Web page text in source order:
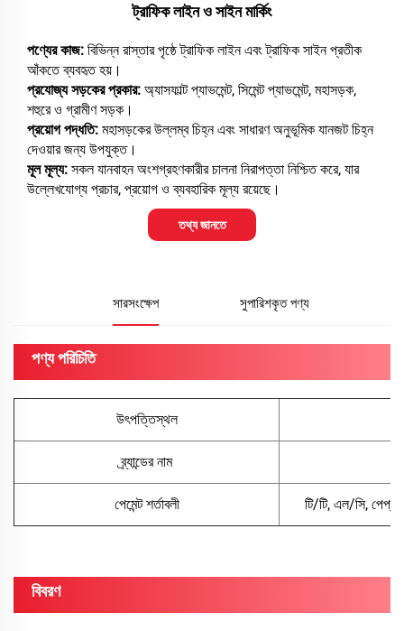
ট্রাফিক লাইন ও সাইন মার্কিং
পণ্যের কাজ: বিভিন্ন রাস্তার পৃষ্ঠে ট্রাফিক লাইন এবং ট্রাফিক সাইন প্রতীক
আঁকতে ব্যবহৃত হয়।
প্রযোজ্য সড়কের প্রকার: অ্যাসফাল্ট প্যাভমেন্ট, সিমেন্ট প্যাভমেন্ট, মহাসড়ক,
শহুরে ও গ্রামীণ সড়ক।
প্রয়োগ পদ্ধতি: মহাসড়কের উল্লম্ব চিহ্ন এবং সাধারণ অনুভূমিক যানজট চিহ্ন
দেওয়ার জন্য উপযুক্ত।
মূল মূল্য: সকল যানবাহন অংশগ্রহণকারীর চালনা নিরাপত্তা নিশ্চিত করে, যার
উল্লেখযোগ্য প্রচার, প্রয়োগ ও ব্যবহারিক মূল্য রয়েছে।
তথ্য জানতে
সারসংক্ষেপ সুপারিশকৃত পণ্য
পণ্য পরিচিতি
উৎপত্তিস্থল
ব্র্যান্ডের নাম
পেমেন্ট শর্তাবলী টি/টি, এল/সি,
বিবরণ